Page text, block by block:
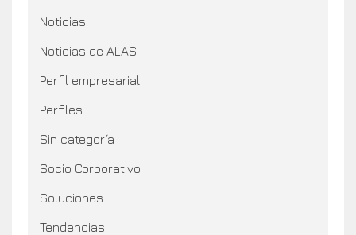
Noticias
Noticias de ALAS
Perfil empresarial
Perfiles
Sin categoría
Socio Corporativo
Soluciones
Tendencias